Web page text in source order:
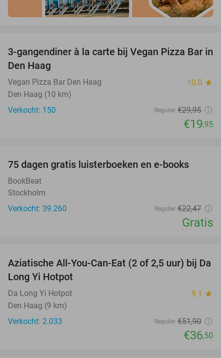
33%
3-gangendiner à la carte bij Vegan Pizza Bar in
Den Haag
Vegan Pizza Bar Den Haag 10.0 star
Den Haag (10 km)
Verkocht: 150
Regulier €29,95
€19,95
75 dagen gratis luisterboeken en e-books
BookBeat
Stockholm
Verkocht: 39.260
Regulier €22,47
Gratis
30%
Aziatische All-You-Can-Eat (2 of 2,5 uur) bij Da
Long Yi Hotpot
Da Long Yi Hotpot 9.1 star
Den Haag (9 km)
Verkocht: 2.033
Regulier €51,90
€36,50